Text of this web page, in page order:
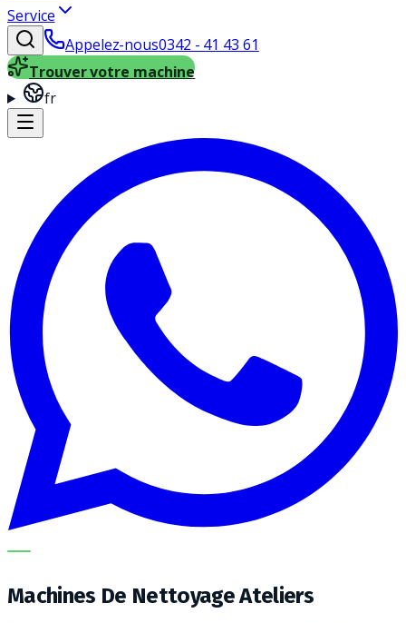
Service
Appelez-nous0342 - 41 43 61
Trouver votre machine
fr
METECH
Machines De Nettoyage Ateliers